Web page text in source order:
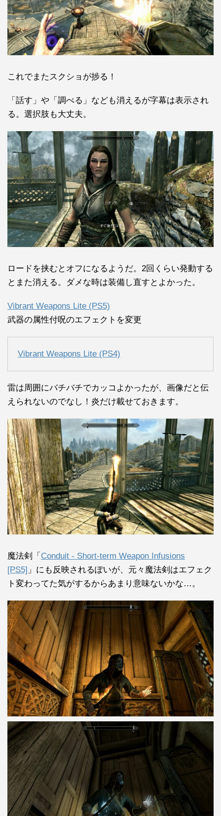
これでまたスクショが捗る！
「話す」や「調べる」なども消えるが字幕は表示され
る。選択肢も大丈夫。
ロードを挟むとオフになるようだ。2回くらい発動する
とまた消える。ダメな時は装備し直すとよかった。
Vibrant Weapons Lite (PS5)
武器の属性付呪のエフェクトを変更
Vibrant Weapons Lite (PS4)
雷は周囲にバチバチでカッコよかったが、画像だと伝
えられないのでなし！炎だけ載せておきます。
魔法剣「 Conduit - Short-term Weapon Infusions
[PS5] 」にも反映されるぽいが、元々魔法剣はエフェク
ト変わってた気がするからあまり意味ないかな…。